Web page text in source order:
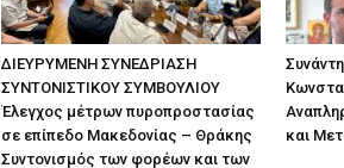
ΔΙΕΥΡΥΜΕΝΗ ΣΥΝΕΔΡΙΑΣΗ
ΣΥΝΤΟΝΙΣΤΙΚΟΥ ΣΥΜΒΟΥΛΙΟΥ
Έλεγχος μέτρων πυροπροστασίας
σε επίπεδο Μακεδονίας – Θράκης
Συντονισμός των φορέων και των
και